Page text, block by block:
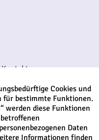
Kontakt